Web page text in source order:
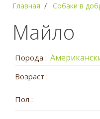
Главная Собаки в
Майло
Порода :
Возраст :
Пол :